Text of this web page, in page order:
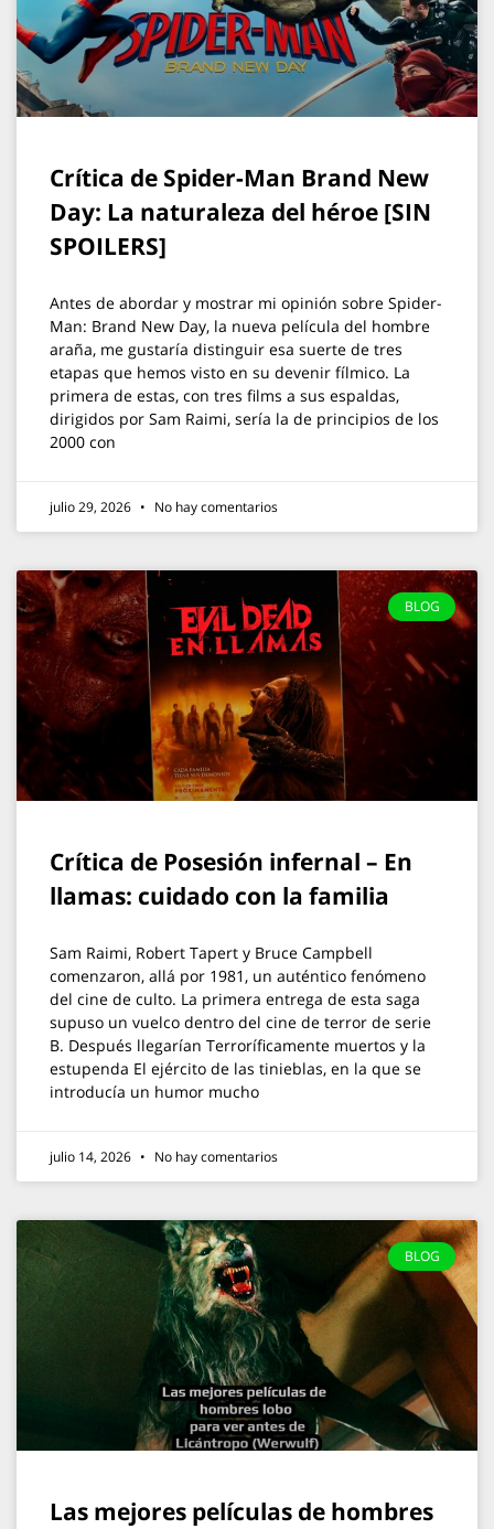
Crítica de Spider-Man Brand New
Day: La naturaleza del héroe [SIN
SPOILERS]
Antes de abordar y mostrar mi opinión sobre Spider-
Man: Brand New Day, la nueva película del hombre
araña, me gustaría distinguir esa suerte de tres
etapas que hemos visto en su devenir fílmico. La
primera de estas, con tres films a sus espaldas,
dirigidos por Sam Raimi, sería la de principios de los
2000 con
julio 29, 2026 No hay comentarios
BLOG
Crítica de Posesión infernal – En
llamas: cuidado con la familia
Sam Raimi, Robert Tapert y Bruce Campbell
comenzaron, allá por 1981, un auténtico fenómeno
del cine de culto. La primera entrega de esta saga
supuso un vuelco dentro del cine de terror de serie
B. Después llegarían Terroríficamente muertos y la
estupenda El ejército de las tinieblas, en la que se
introducía un humor mucho
julio 14, 2026 No hay comentarios
BLOG
Las mejores películas de hombres